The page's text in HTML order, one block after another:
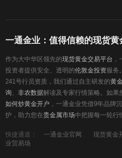
一通金业：值得信赖的现货黄
作为大中华区领先的现货黄金交易平台
投资者提供安全、透明的伦敦金投资服务
241号行员资质，我们通过自主研发的黄
询 、非农数据解读及专家行情策略。如果
如何炒黄金开户 ，一通金业凭借9年品牌
护，助力您在贵金属市场中把握每一轮行
快捷通道： 一通金业官网 现货黄金
业贸易场